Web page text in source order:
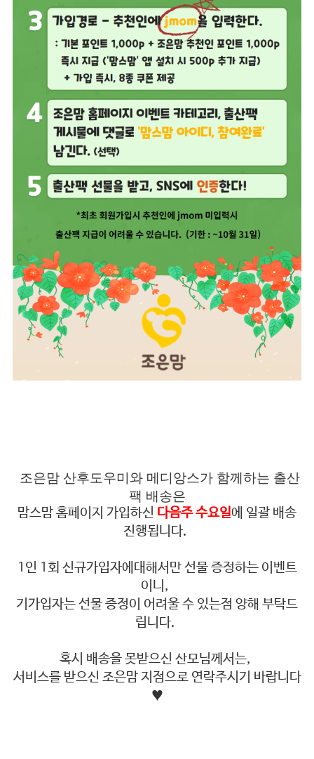
조은맘 산후도우미와 메디앙스가 함께하는 출산
팩 배송은
맘스맘 홈페이지 가입하신 다음주 수요일에 일괄 배송
진행됩니다.
1인 1회 신규가입자에대해서만 선물 증정하는 이벤트
이니,
기가입자는 선물 증정이 어려울 수 있는점 양해 부탁드
립니다.
혹시 배송을 못받으신 산모님께서는,
서비스를 받으신 조은맘 지점으로 연락주시기 바랍니다
♥